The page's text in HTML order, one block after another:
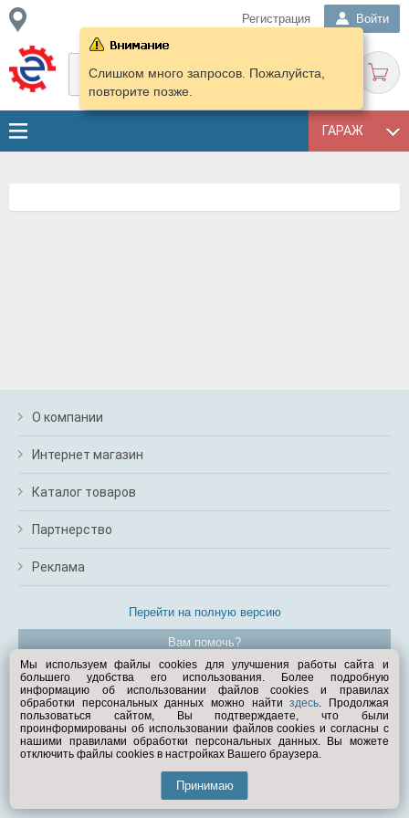
Регистрация Войти
ГАРАЖ
Слишком много запросов. Пожалуйста,
повторите позже.
О компании
Интернет магазин
Каталог товаров
Партнерство
Реклама
Перейти на полную версию
Вам помочь?
© Exist.ru 1998—2026
Мы используем файлы cookies для улучшения работы сайта и
большего удобства его использования. Более подробную
информацию об использовании файлов cookies и правилах
обработки персональных данных можно найтиздесь. Продолжая
пользоваться сайтом, Вы подтверждаете, что были
проинформированы об использовании файлов cookies и согласны с
нашими правилами обработки персональных данных. Вы можете
отключить файлы cookies в настройках Вашего браузера.
Принимаю